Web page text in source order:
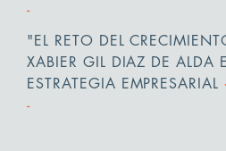
"EL RETO DEL
XABIER GIL DIAZ DE ALDA
ESTRATEGIA EMPRESARIAL